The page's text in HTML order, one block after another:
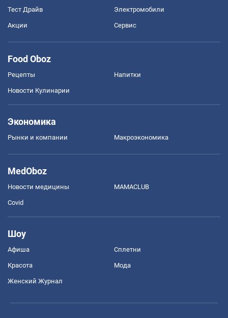
Тест Драйв Электромобили
Акции Сервис
Food Oboz
Рецепты Напитки
Новости Кулинарии
Экономика
Рынки и компании Mакроэкономика
MedOboz
Новости медицины MAMACLUB
Covid
Шоу
Афиша Сплетни
Красота Мода
Женский Журнал